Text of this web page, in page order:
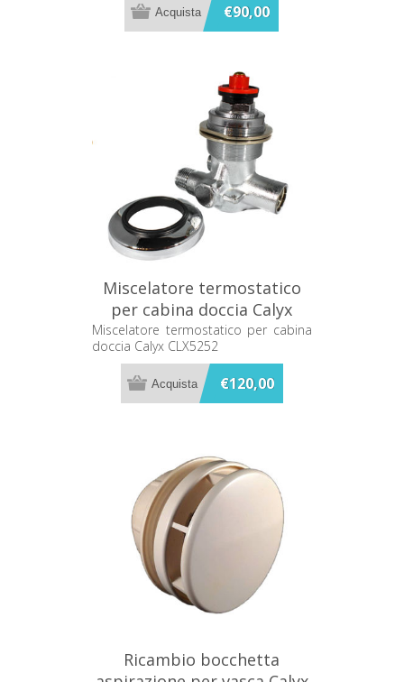
€90,00
Miscelatore termostatico
per cabina doccia Calyx
CLX5252
Miscelatore termostatico per cabina
doccia Calyx CLX5252
€120,00
Ricambio bocchetta